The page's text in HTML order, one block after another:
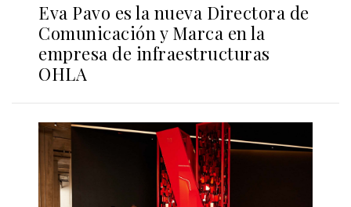
Eva Pavo es la nueva Directora de
Comunicación y Marca en la
empresa de infraestructuras
OHLA